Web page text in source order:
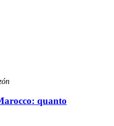
quanto